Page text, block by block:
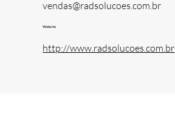
vendas@radsolucoes.com.br
Website
http://www.radsolucoes.com.br